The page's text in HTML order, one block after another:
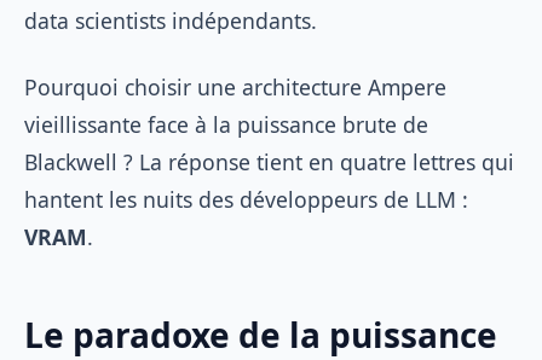
data scientists indépendants.
Pourquoi choisir une architecture Ampere
vieillissante face à la puissance brute de
Blackwell ? La réponse tient en quatre lettres qui
hantent les nuits des développeurs de LLM :
VRAM.
Le paradoxe de la puissance